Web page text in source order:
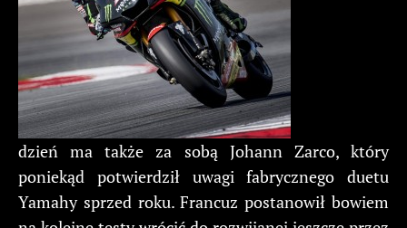
dzień ma także za sobą Johann Zarco, który
poniekąd potwierdził uwagi fabrycznego duetu
Yamahy sprzed roku. Francuz postanowił bowiem